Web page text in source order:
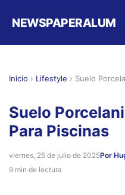
NEWSPAPERALUM
Inicio › Lifestyle › Suelo
Suelo
Para Piscinas
viernes, 25 de julio de 2025Por
9 min de lectura